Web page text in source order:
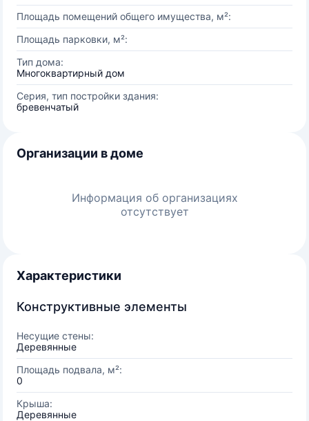
Площадь помещений общего имущества, м²:
Площадь парковки, м²:
Тип дома:
Многоквартирный дом
Серия, тип постройки здания:
бревенчатый
Организации в доме
Информация об организациях
отсутствует
Характеристики
Конструктивные элементы
Несущие стены:
Деревянные
Площадь подвала, м²:
0
Крыша:
Деревянные